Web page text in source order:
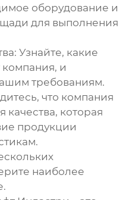
оборудование и
для выполнения
: Узнайте, какие
компания, и
требованиям.
что компания
качества, которая
продукции
наиболее